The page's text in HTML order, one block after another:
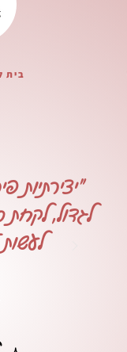
"יצירתיות
לגדול, לקחת
לעשות
בית